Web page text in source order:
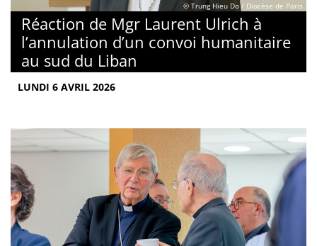
© Trung Hieu Do / Diocèse de Paris
Réaction de Mgr Laurent Ulrich à
l’annulation d’un convoi humanitaire
au sud du Liban
LUNDI 6 AVRIL 2026